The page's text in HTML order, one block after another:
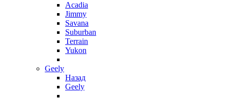
Acadia
Jimmy
Savana
Suburban
Terrain
Yukon
Geely
Назад
Geely